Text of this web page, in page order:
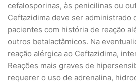
cefalosporinas, às penicilinas ou
Ceftazidima deve ser administrado
pacientes com história de reação
outros betalactâmicos. Na
reação alérgica ao Ceftazidima,
Reações mais graves de
requerer o uso de adrenalina,